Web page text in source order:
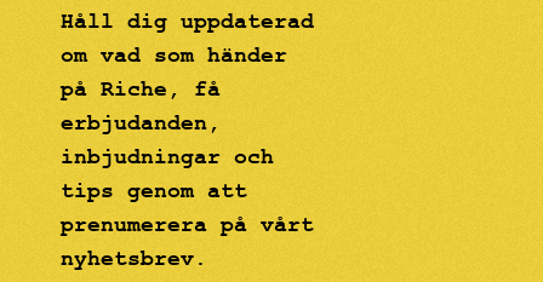
Håll dig uppdaterad
om vad som händer
på Riche, få
erbjudanden,
inbjudningar och
tips genom att
prenumerera på vårt
nyhetsbrev.